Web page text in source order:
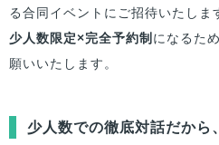
る合同イベントにご招待いたしま
少人数限定×完全予約制 になるた
願いいたします。
少人数での徹底対話だから